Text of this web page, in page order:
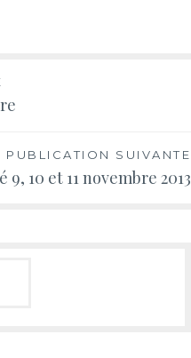
PUBLICATION SUIVANTE
10 et 11 novembre 2013